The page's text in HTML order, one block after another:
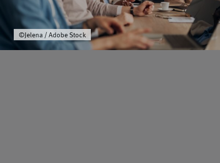
Über uns
©Jelena / Adobe Stock